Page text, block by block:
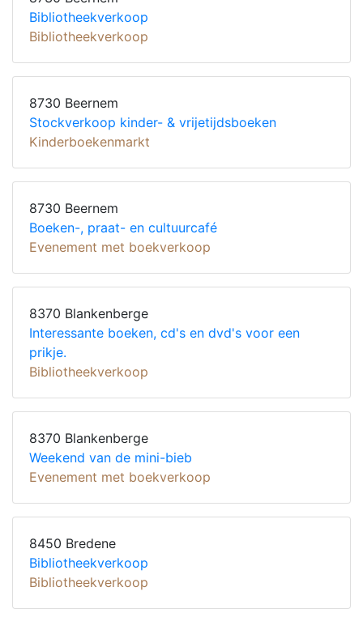
Bibliotheekverkoop
Bibliotheekverkoop
8730 Beernem
Stockverkoop kinder- & vrijetijdsboeken
Kinderboekenmarkt
8730 Beernem
Boeken-, praat- en cultuurcafé
Evenement met boekverkoop
8370 Blankenberge
Interessante boeken, cd's en dvd's voor een
prikje.
Bibliotheekverkoop
8370 Blankenberge
Weekend van de mini-bieb
Evenement met boekverkoop
8450 Bredene
Bibliotheekverkoop
Bibliotheekverkoop